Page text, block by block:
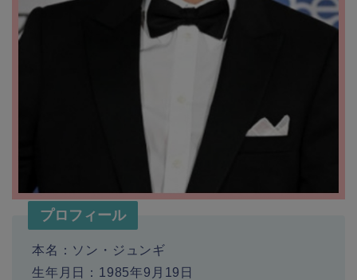
プロフィール
本名：ソン・ジュンギ
生年月日：1985年9月19日